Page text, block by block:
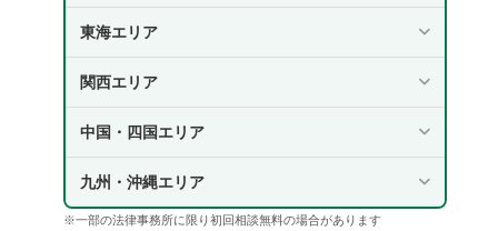
東海エリア
関西エリア
中国・四国エリア
九州・沖縄エリア
※一部の法律事務所に限り初回相談無料の場合があります